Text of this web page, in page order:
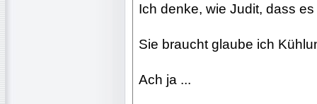
Ich denke, wie Judit, dass
Sie braucht glaube ich
Ach ja ...